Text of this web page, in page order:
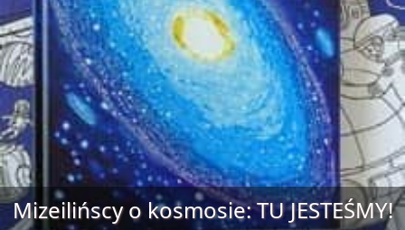
Mizeilińscy o kosmosie: TU JESTEŚMY!